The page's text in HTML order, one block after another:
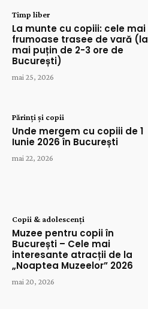
Timp liber
La munte cu copiii: cele mai
frumoase trasee de vară (la
mai puțin de 2-3 ore de
București)
mai 25, 2026
Părinți și copii
Unde mergem cu copiii de 1
Iunie 2026 în București
mai 22, 2026
Copii & adolescenți
Muzee pentru copii în
București – Cele mai
interesante atracții de la
„Noaptea Muzeelor” 2026
mai 20, 2026